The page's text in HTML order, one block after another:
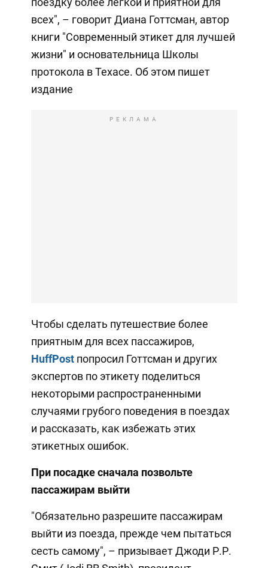
всех", – говорит Диана Готтсман, автор
книги "Современный этикет для лучшей
жизни" и основательница Школы
протокола в Техасе. Об этом пишет
издание
РЕКЛАМА
Чтобы сделать путешествие более
приятным для всех пассажиров,
HuffPostпопросил Готтсман и других
экспертов по этикету поделиться
некоторыми распространенными
случаями грубого поведения в поездах
и рассказать, как избежать этих
этикетных ошибок.
При посадке сначала позвольте
пассажирам выйти
"Обязательно разрешите пассажирам
выйти из поезда, прежде чем пытаться
сесть самому", – призывает Джоди Р.Р.